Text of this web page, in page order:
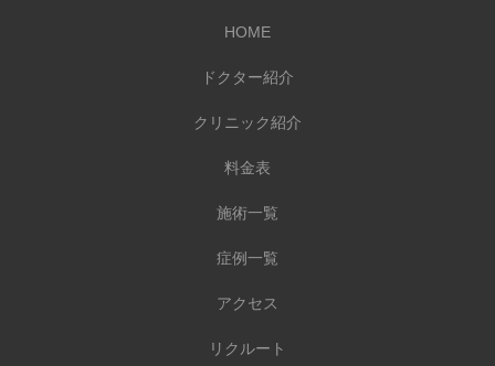
HOME
ドクター紹介
クリニック紹介
料金表
施術一覧
症例一覧
アクセス
リクルート